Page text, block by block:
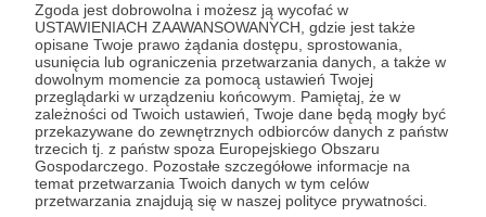
Zgoda jest dobrowolna i możesz ją wycofać w
USTAWIENIACH ZAAWANSOWANYCH, gdzie jest także
opisane Twoje prawo żądania dostępu, sprostowania,
usunięcia lub ograniczenia przetwarzania danych, a także w
dowolnym momencie za pomocą ustawień Twojej
przeglądarki w urządzeniu końcowym. Pamiętaj, że w
zależności od Twoich ustawień, Twoje dane będą mogły być
przekazywane do zewnętrznych odbiorców danych z państw
trzecich tj. z państw spoza Europejskiego Obszaru
Gospodarczego. Pozostałe szczegółowe informacje na
temat przetwarzania Twoich danych w tym celów
przetwarzania znajdują się w naszej polityce prywatności.